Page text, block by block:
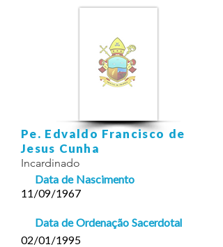
Pe. Edvaldo Francisco de
Jesus Cunha
Incardinado
Data de Nascimento
11/09/1967
Data de Ordenação Sacerdotal
02/01/1995